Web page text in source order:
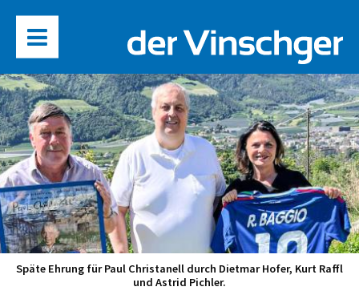
Späte Ehrung für Paul Christanell durch Dietmar Hofer, Kurt Raffl
und Astrid Pichler.